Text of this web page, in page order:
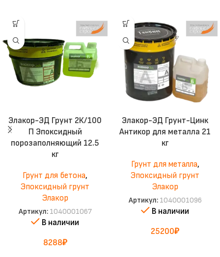
Элакор-ЭД Грунт 2К/100
П Эпоксидный
порозаполняющий 12.5
кг
Грунт для бетона,
Эпоксидный грунт
Элакор
Артикул: 1040001067
В наличии
8288₽
Элакор-ЭД Грунт-Цинк
Антикор для металла 21
кг
Грунт для металла,
Эпоксидный грунт
Элакор
Артикул: 1040001096
В наличии
25200₽